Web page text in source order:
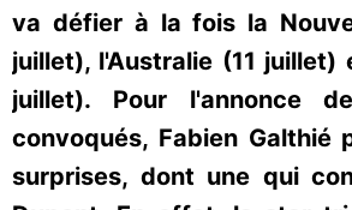
va défier à la fois la
juillet), l'Australie (11 juillet)
juillet). Pour l'annonce
convoqués, Fabien Galthié
surprises, dont une qui